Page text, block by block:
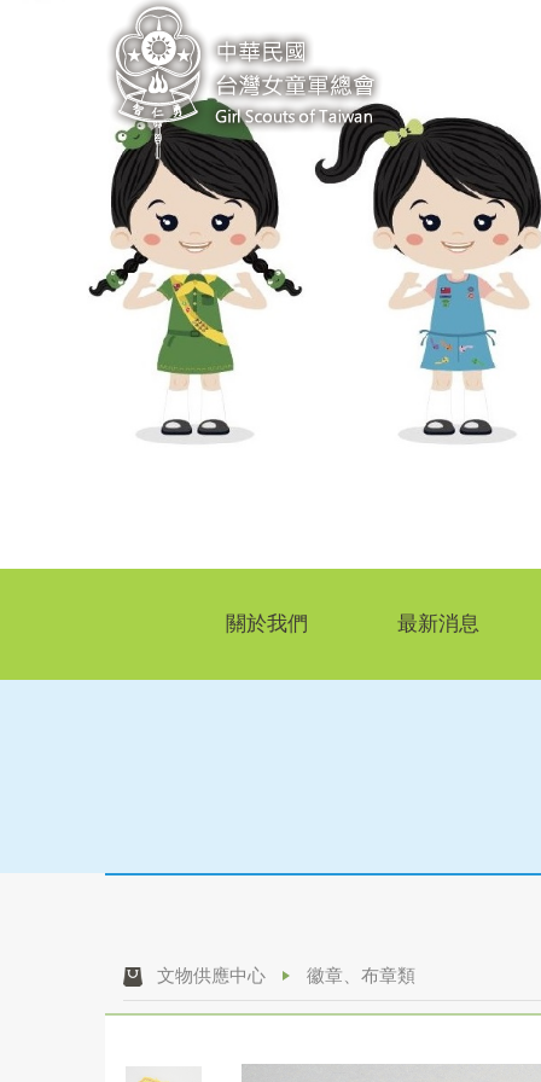
關於我們 最新消息
文物供應中心 徽章、布章類